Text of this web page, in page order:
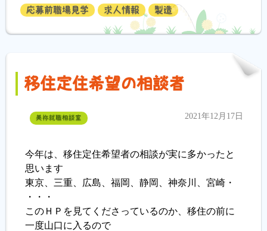
応募前職場見学 求人情報 製造
移住定住希望の相談者
美祢就職相談室 2021年12月17日
今年は、移住定住希望者の相談が実に多かったと
思います
東京、三重、広島、福岡、静岡、神奈川、宮崎・
・・・
このＨＰを見てくださっているのか、移住の前に
一度山口に入るので